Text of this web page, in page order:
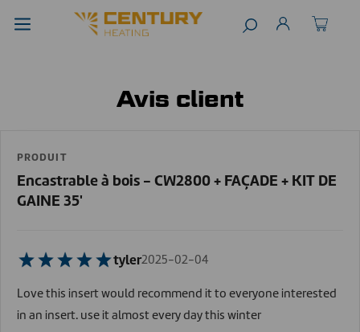
Avis client
PRODUIT
Encastrable à bois - CW2800 + FAÇADE + KIT DE
GAINE 35'
tyler2025-02-04
Love this insert would recommend it to everyone interested
in an insert. use it almost every day this winter